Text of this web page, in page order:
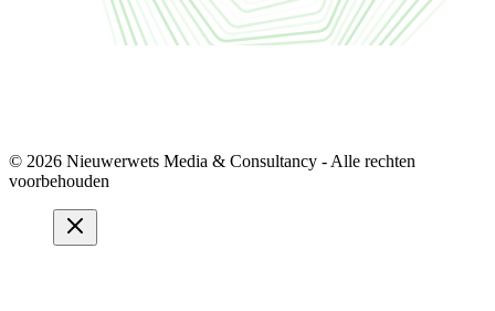
© 2026 Nieuwerwets Media & Consultancy - Alle rechten
voorbehouden